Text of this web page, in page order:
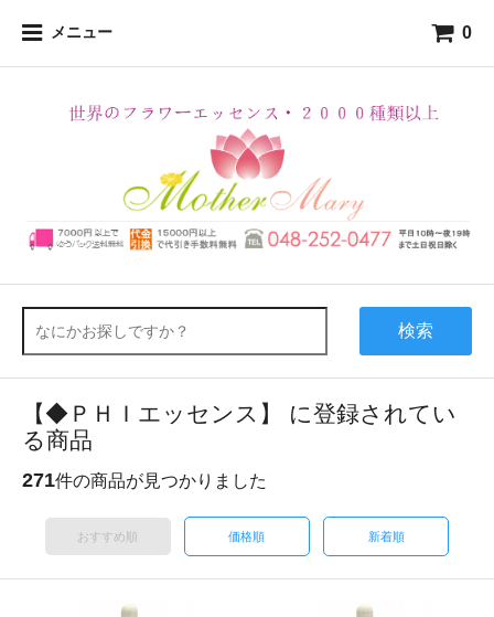
メニュー 0
検索
【◆ＰＨＩエッセンス】 に登録されてい
る商品
271件の商品が見つかりました
おすすめ順 価格順 新着順